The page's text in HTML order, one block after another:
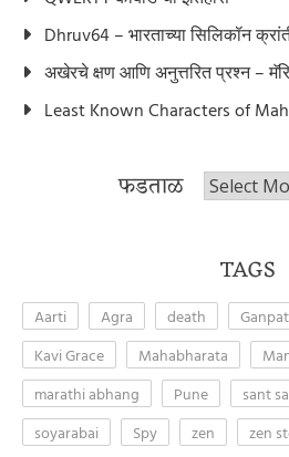
Dhruv64 – भारताच्या सिलिकॉन
अखेरचे क्षण आणि अनुत्तरित प्रश्न –
Least Known Characters of
फडताळ फडताळ
TAGS
Aarti Agra death
Kavi Grace
Mahabharata
marathi abhang
Pune sant
soyarabai
Spy zen zen